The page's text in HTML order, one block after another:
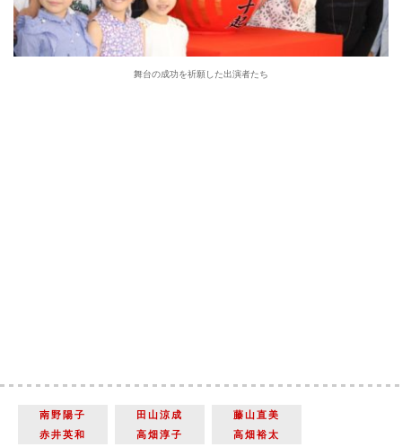
舞台の成功を祈願した出演者たち
南野陽子 田山涼成
藤山直美
赤井英和
高畑淳子 高畑裕太